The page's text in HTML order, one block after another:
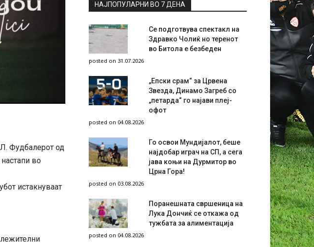
Фудбалерот од
во
истакнуваат
НАЈПОПУЛАРНИ ВО 7 ДЕНА
Се подготвува спектакл на
Здравко Чолиќ но теренот
во Битола е безбеден
posted on 31.07.2026
„Епски срам“ за Црвена
Звезда, Динамо Загреб со
„петарда“ го најави плеј-
офот
posted on 04.08.2026
Го освои Мундијалот, беше
најдобар играч на СП, а сега
јава коњи на Дурмитор во
Црна Гора!
posted on 03.08.2026
Поранешната свршеница на
Лука Дончиќ се откажа од
тужбата за алиментација
posted on 04.08.2026